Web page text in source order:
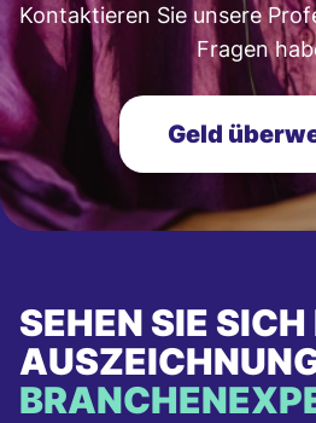
Kontaktieren Sie unsere
Fragen
Geld
SEHEN SIE SICH